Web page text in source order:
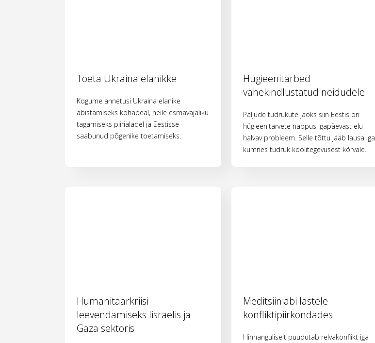
Toeta Ukraina elanikke
Kogume annetusi Ukraina elanike
abistamiseks kohapeal, neile esmavajaliku
tagamiseks piirialadel ja Eestisse
saabunud põgenike toetamiseks.
Hügieenitarbed
vähekindlustatud neidudele
Paljude tüdrukute jaoks siin Eestis on
hügieenitarvete nappus igapäevast elu
halvav probleem. Selle tõttu jääb lausa iga
kümnes tüdruk koolitegevusest kõrvale.
Humanitaarkriisi
leevendamiseks Iisraelis ja
Gaza sektoris
Meditsiiniabi lastele
konfliktipiirkondades
Hinnanguliselt puudutab relvakonflikt iga